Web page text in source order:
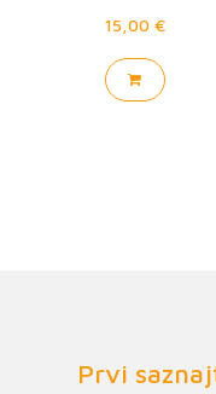
15,00 €
Prvi